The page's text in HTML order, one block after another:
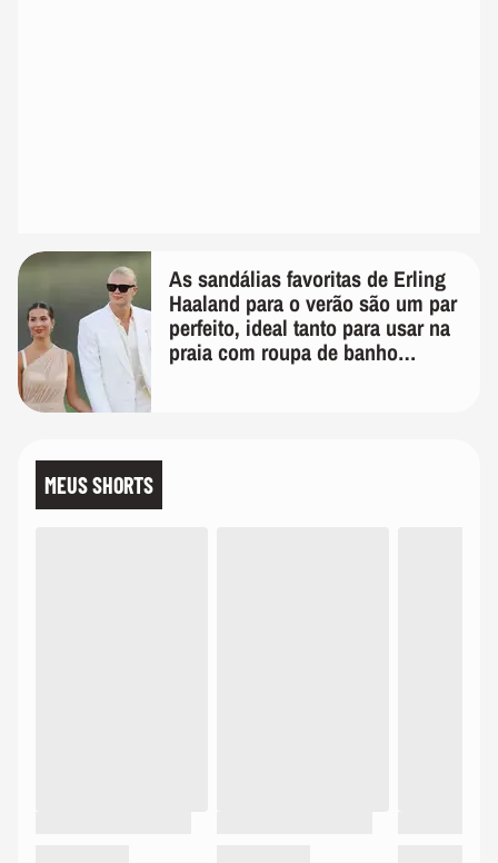
As sandálias favoritas de Erling
Haaland para o verão são um par
perfeito, ideal tanto para usar na
praia com roupa de banho
MEUS SHORTS